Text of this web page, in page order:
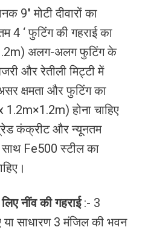
9″ मोटी दीवारों का
4 ‘ फुटिंग की गहराई का
अलग-अलग फुटिंग के
और रेतीली मिट्टी में
क्षमता और फुटिंग का
होना चाहिए
कंक्रीट और न्यूनतम
Fe500 स्टील का
नींव की गहराई:- 3
साधारण 3 मंजिल की भवन